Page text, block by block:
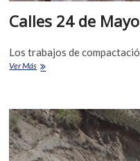
Calles 24 de
Los trabajos de
Ver Más